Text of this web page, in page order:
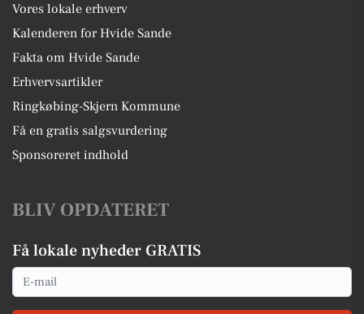
Vores lokale erhverv
Kalenderen for Hvide Sande
Fakta om Hvide Sande
Erhvervsartikler
Ringkøbing-Skjern Kommune
Få en gratis salgsvurdering
Sponsoreret indhold
BLIV OPDATERET
Få lokale nyheder GRATIS
Email